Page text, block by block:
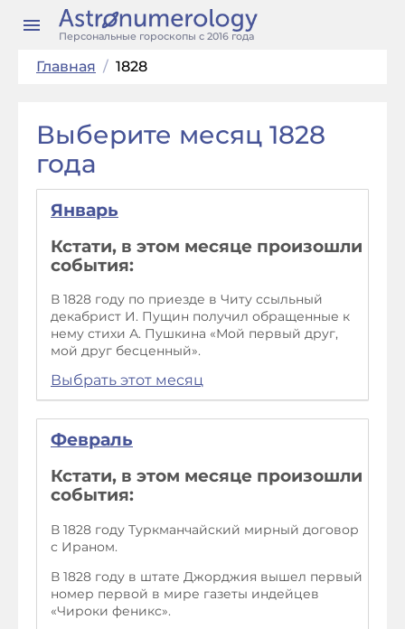
Персональные гороскопы с 2016 года
Главная / 1828
Выберите месяц 1828
года
Январь
Кстати, в этом месяце произошли
события:
В 1828 году по приезде в Читу ссыльный
декабрист И. Пущин получил обращенные к
нему стихи А. Пушкина «Мой первый друг,
мой друг бесценный».
Выбрать этот месяц
Февраль
Кстати, в этом месяце произошли
события:
В 1828 году Туркманчайский мирный договор
с Ираном.
В 1828 году в штате Джорджия вышел первый
номер первой в мире газеты индейцев
«Чироки феникс».